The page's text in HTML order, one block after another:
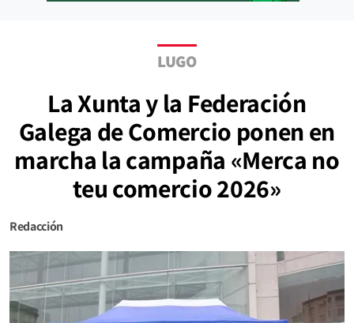
LUGO
La Xunta y la Federación
Galega de Comercio ponen en
marcha la campaña «Merca no
teu comercio 2026»
Redacción